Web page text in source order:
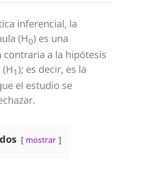
inferencial, la
(H0) es una
a la hipótesis
H1 ); es decir, es la
el estudio se
mostrar